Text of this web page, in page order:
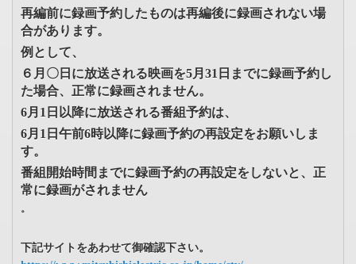
再編前に録画予約したものは再編後に録画されない場
合があります。
例として、
６月〇日に放送される映画を5月31日までに録画予約し
た場合、正常に録画されません。
6月1日以降に放送される番組予約は、
6月1日午前6時以降に録画予約の再設定をお願いしま
す。
番組開始時間までに録画予約の再設定をしないと、正
常に録画がされません
。
下記サイトをあわせて御確認下さい。